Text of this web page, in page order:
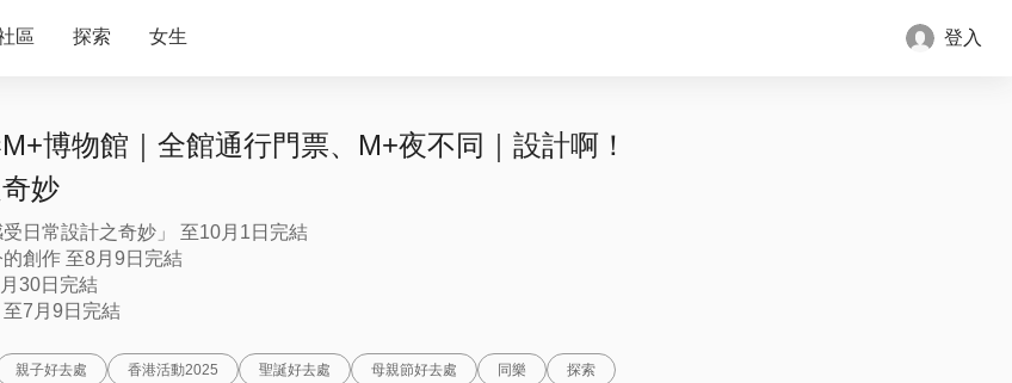
登入
區 探索 女生
博物館｜全館通行門票、M+夜不同｜設計啊！
妙
日常設計之奇妙」 至10月1日完結
創作 至8月9日完結
30日完結
7月9日完結
親子好去處 香港活動2025 聖誕好去處 母親節好去處 同樂 探索